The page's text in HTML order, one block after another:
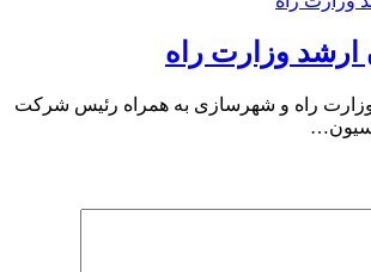
ارشد وزارت راه
وزارت راه و شهرسازی به همراه رئیس شرکت